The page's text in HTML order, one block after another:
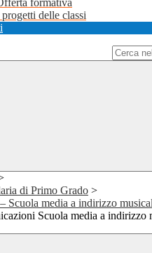
formativa
delle classi
di Primo Grado >
Scuola media a indirizzo
Scuola media a indirizzo